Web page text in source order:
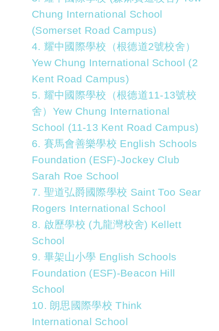
Chung International School
(Somerset Road Campus)
4. 耀中國際學校（根德道2號校舍）
Yew Chung International School (2
Kent Road Campus)
5. 耀中國際學校（根德道11-13號校
舍）Yew Chung International
School (11-13 Kent Road Campus)
6. 賽馬會善樂學校 English Schools
Foundation (ESF)-Jockey Club
Sarah Roe School
7. 聖道弘爵國際學校 Saint Too Sear
Rogers International School
8. 啟歷學校 (九龍灣校舍) Kellett
School
9. 畢架山小學 English Schools
Foundation (ESF)-Beacon Hill
School
10. 朗思國際學校 Think
International School